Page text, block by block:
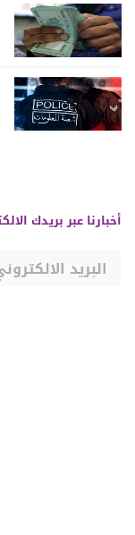
أخبارنا عبر بريدك